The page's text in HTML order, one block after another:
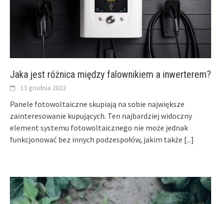
Jaka jest różnica między falownikiem a inwerterem?
13 grudnia 2022
Panele fotowoltaiczne skupiają na sobie największe
zainteresowanie kupujących. Ten najbardziej widoczny
element systemu fotowoltaicznego nie może jednak
funkcjonować bez innych podzespołów, jakim także [...]